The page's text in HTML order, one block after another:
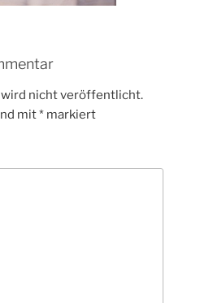
nicht veröffentlicht.
mit* markiert